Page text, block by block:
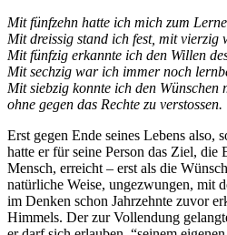
Mit fünfzehn hatte ich mich zum
Mit dreissig stand ich fest, mit vierzig
Mit fünfzig erkannte ich den Willen
Mit sechzig war ich immer noch
Mit siebzig konnte ich den Wünschen
ohne gegen das Rechte zu verstossen.
Erst gegen Ende seines Lebens also,
hatte er für seine Person das Ziel,
Mensch, erreicht – erst als die
natürliche Weise, ungezwungen, mit
im Denken schon Jahrzehnte zuvor
Himmels. Der zur Vollendung